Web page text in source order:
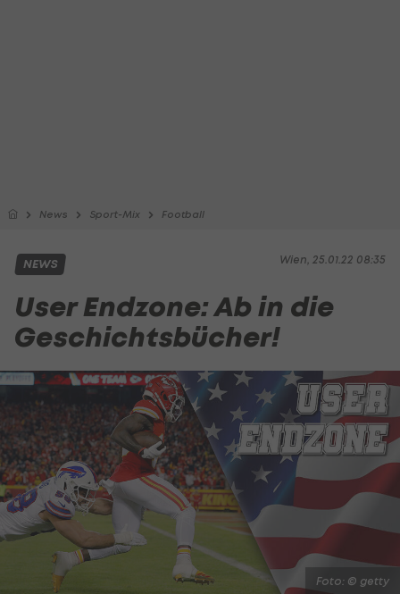
News Sport-Mix Football
Wien, 25.01.22 08:35
NEWS
User Endzone: Ab in die
Geschichtsbücher!
Foto: © getty